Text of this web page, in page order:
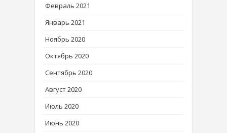
Февраль 2021
Январь 2021
Ноябрь 2020
Октябрь 2020
Сентябрь 2020
Август 2020
Июль 2020
Июнь 2020